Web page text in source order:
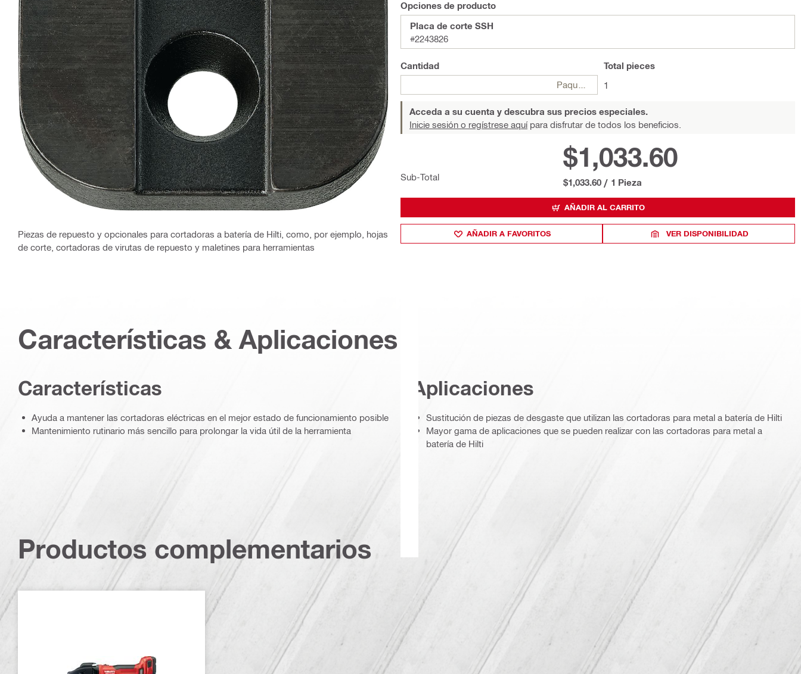
Piezas de repuesto y opcionales para cortadoras a batería de Hilti, como, por ejemplo, hojas
de corte, cortadoras de virutas de repuesto y maletines para herramientas
Opciones de producto
Placa de corte SSH
#2243826
Cantidad
Paquetes
Total pieces
1
Acceda a su cuenta y descubra sus precios especiales.
Inicie sesión o regístrese aquípara disfrutar de todos los beneficios.
Sub-Total
$1,033.60
$1,033.60 / 1 Pieza
AÑADIR AL CARRITO
AÑADIR A FAVORITOS VER DISPONIBILIDAD
Características & Aplicaciones
Características
Ayuda a mantener las cortadoras eléctricas en el mejor estado de funcionamiento posible
Mantenimiento rutinario más sencillo para prolongar la vida útil de la herramienta
Aplicaciones
Sustitución de piezas de desgaste que utilizan las cortadoras para metal a batería de Hilti
Mayor gama de aplicaciones que se pueden realizar con las cortadoras para metal a
batería de Hilti
Productos complementarios